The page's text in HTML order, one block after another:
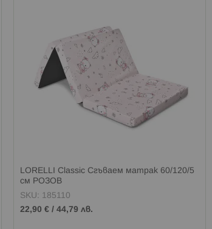
LORELLI Classic Сгъваем матрак 60/120/5
см РОЗОВ
SKU: 185110
22,90 € /44,79 лв.